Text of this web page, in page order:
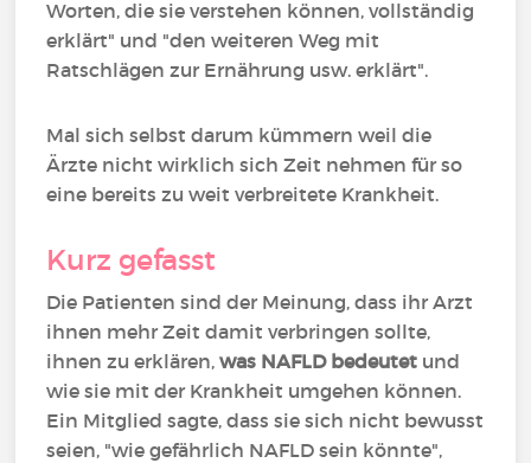
Worten, die sie verstehen können, vollständig
erklärt" und "den weiteren Weg mit
Ratschlägen zur Ernährung usw. erklärt".
Mal sich selbst darum kümmern weil die
Ärzte nicht wirklich sich Zeit nehmen für so
eine bereits zu weit verbreitete Krankheit.
Kurz gefasst
Die Patienten sind der Meinung, dass ihr Arzt
ihnen mehr Zeit damit verbringen sollte,
ihnen zu erklären,was NAFLD bedeutet und
wie sie mit der Krankheit umgehen können.
Ein Mitglied sagte, dass sie sich nicht bewusst
seien, "wie gefährlich NAFLD sein könnte",